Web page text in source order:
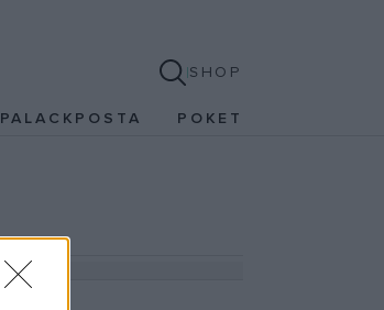
SHOP
PALACKPOSTA POKET